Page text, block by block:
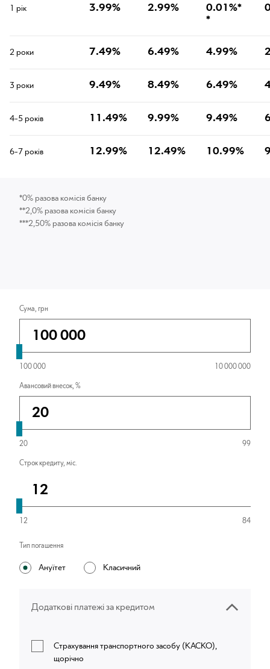
1 рік 3.99% 2.99%
0.01%*
*
2 роки 7.49% 6.49% 4.99%
3 роки 9.49% 8.49% 6.49%
4-5 років 11.49% 9.99% 9.49%
6-7 років 12.99% 12.49% 10.99%
*0% разова комісія банку
**2,0% разова комісія банку
***2,50% разова комісія банку
Сума, грн
100 000 10 000 000
Авансовий внесок, %
20 99
Строк кредиту, міс.
12
12 84
Тип погашення
Ануїтет Класичний
Додаткові платежі за кредитом
Страхування транспортного засобу (КАСКО),
щорічно